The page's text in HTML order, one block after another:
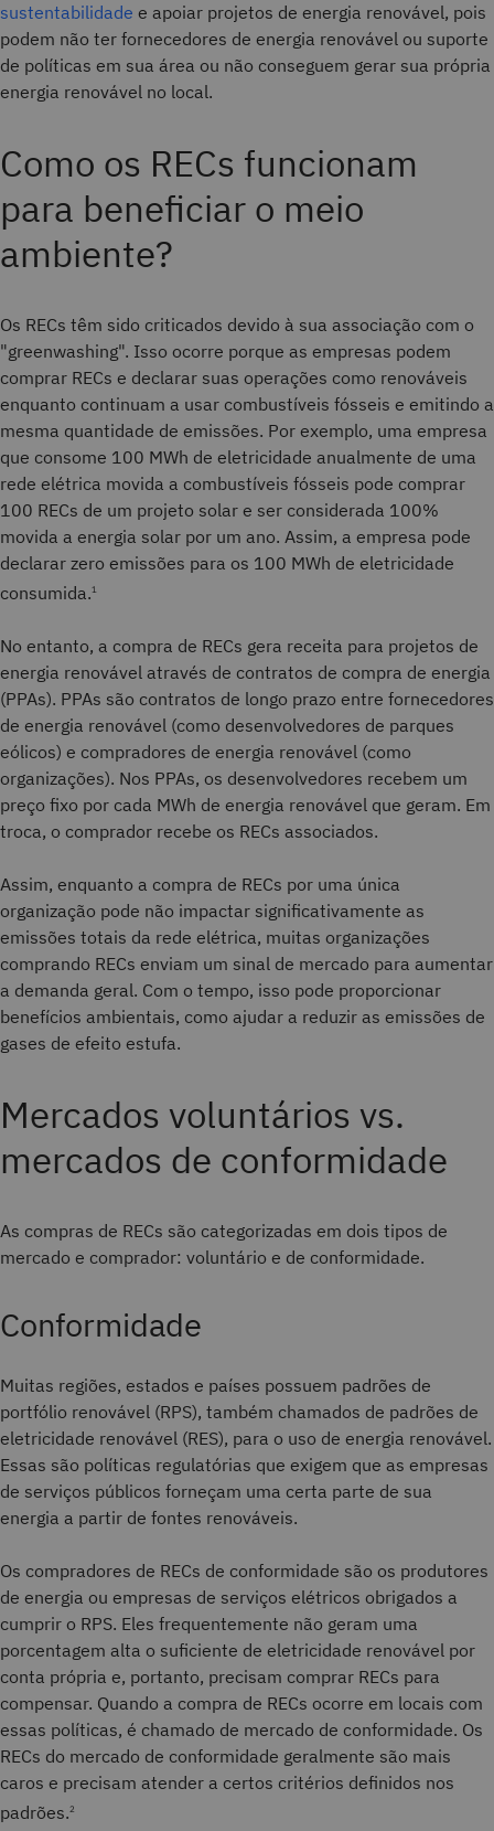
sustentabilidade e apoiar projetos de energia renovável, pois
podem não ter fornecedores de energia renovável ou suporte
de políticas em sua área ou não conseguem gerar sua própria
energia renovável no local.
Como os RECs funcionam
para beneficiar o meio
ambiente?
Os RECs têm sido criticados devido à sua associação com o
"greenwashing". Isso ocorre porque as empresas podem
comprar RECs e declarar suas operações como renováveis
enquanto continuam a usar combustíveis fósseis e emitindo a
mesma quantidade de emissões. Por exemplo, uma empresa
que consome 100 MWh de eletricidade anualmente de uma
rede elétrica movida a combustíveis fósseis pode comprar
100 RECs de um projeto solar e ser considerada 100%
movida a energia solar por um ano. Assim, a empresa pode
declarar zero emissões para os 100 MWh de eletricidade
consumida.1
No entanto, a compra de RECs gera receita para projetos de
energia renovável através de contratos de compra de energia
(PPAs). PPAs são contratos de longo prazo entre fornecedores
de energia renovável (como desenvolvedores de parques
eólicos) e compradores de energia renovável (como
organizações). Nos PPAs, os desenvolvedores recebem um
preço fixo por cada MWh de energia renovável que geram. Em
troca, o comprador recebe os RECs associados.
Assim, enquanto a compra de RECs por uma única
organização pode não impactar significativamente as
emissões totais da rede elétrica, muitas organizações
comprando RECs enviam um sinal de mercado para aumentar
a demanda geral. Com o tempo, isso pode proporcionar
benefícios ambientais, como ajudar a reduzir as emissões de
gases de efeito estufa.
Mercados voluntários vs.
mercados de conformidade
As compras de RECs são categorizadas em dois tipos de
mercado e comprador: voluntário e de conformidade.
Conformidade
Muitas regiões, estados e países possuem padrões de
portfólio renovável (RPS), também chamados de padrões de
eletricidade renovável (RES), para o uso de energia renovável.
Essas são políticas regulatórias que exigem que as empresas
de serviços públicos forneçam uma certa parte de sua
energia a partir de fontes renováveis.
Os compradores de RECs de conformidade são os produtores
de energia ou empresas de serviços elétricos obrigados a
cumprir o RPS. Eles frequentemente não geram uma
porcentagem alta o suficiente de eletricidade renovável por
conta própria e, portanto, precisam comprar RECs para
compensar. Quando a compra de RECs ocorre em locais com
essas políticas, é chamado de mercado de conformidade. Os
RECs do mercado de conformidade geralmente são mais
caros e precisam atender a certos critérios definidos nos
padrões.2